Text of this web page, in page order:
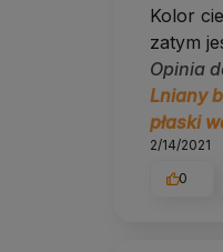
Kolor
zatym
Opinia
Lniany
płaski
2/14/2021
0